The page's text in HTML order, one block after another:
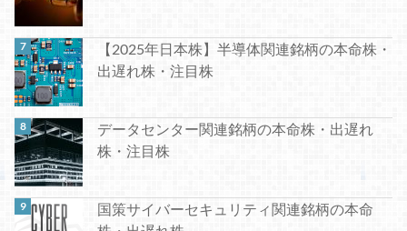
【2025年日本株】半導体関連銘柄の本命株・
出遅れ株・注目株
データセンター関連銘柄の本命株・出遅れ
株・注目株
国策サイバーセキュリティ関連銘柄の本命